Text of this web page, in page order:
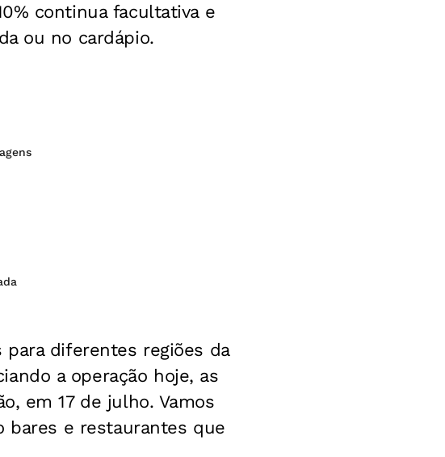
continua facultativa e
ou no cardápio.
para diferentes regiões da
a operação hoje, as
em 17 de julho. Vamos
bares e restaurantes que